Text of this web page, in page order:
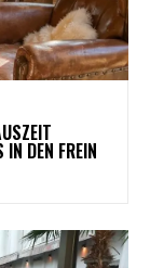
IN DEN FREIN